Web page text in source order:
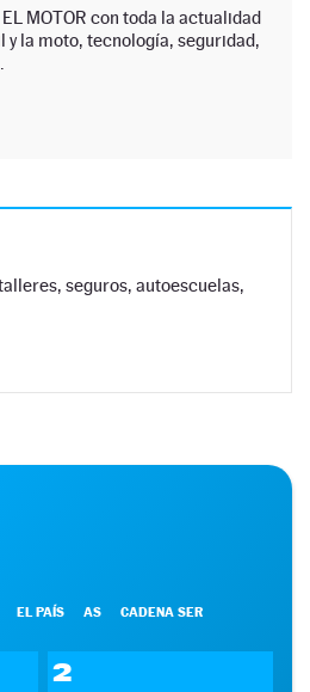
MOTOR con toda la actualidad
y la moto, tecnología, seguridad,
seguros, autoescuelas,
EL PAÍS AS CADENA SER
2